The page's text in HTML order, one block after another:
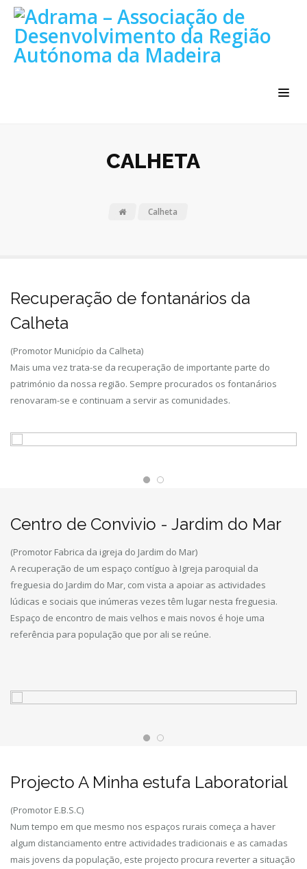
CALHETA
Calheta
Recuperação de fontanários da
Calheta
(Promotor Município da Calheta)
Mais uma vez trata-se da recuperação de importante parte do
património da nossa região. Sempre procurados os fontanários
renovaram-se e continuam a servir as comunidades.
Centro de Convivio - Jardim do Mar
(Promotor Fabrica da igreja do Jardim do Mar)
A recuperação de um espaço contíguo à Igreja paroquial da
freguesia do Jardim do Mar, com vista a apoiar as actividades
lúdicas e sociais que inúmeras vezes têm lugar nesta freguesia.
Espaço de encontro de mais velhos e mais novos é hoje uma
referência para população que por ali se reúne.
Projecto A Minha estufa Laboratorial
(Promotor E.B.S.C)
Num tempo em que mesmo nos espaços rurais começa a haver
algum distanciamento entre actividades tradicionais e as camadas
mais jovens da população, este projecto procura reverter a situação